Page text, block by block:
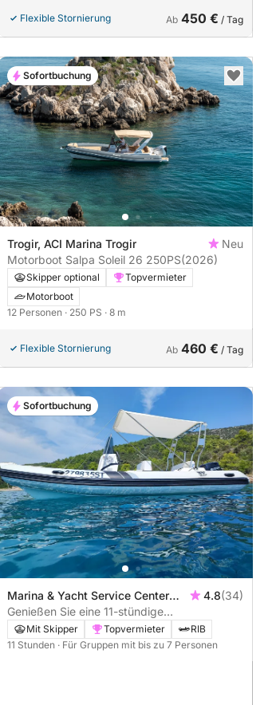
Flexible Stornierung Ab 450 € / Tag
Trogir, ACI Marina Trogir
Neu
Motorboot Salpa Soleil 26 250PS(2026)
Skipper optional
Topvermieter
Motorboot
12 Personen · 250 PS · 8 m
Flexible Stornierung Ab 460 € / Tag
Sofortbuchung
Marina & Yacht Service Center
Trogir (SCT), Trogir, Kroatien
4.8(34)
Genießen Sie eine 11-stündige
Motorbootfahrt zur Erkundung von Trogir.
Mit Skipper Topvermieter
RIB
11 Stunden · Für Gruppen mit bis zu 7 Personen
Sofortbuchung